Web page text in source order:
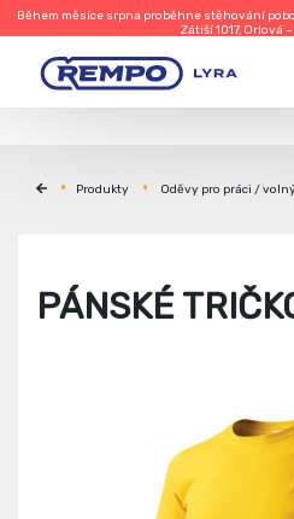
Během měsíce srpna proběhne stěhování
Zátiší 1017, Orlová –
Produkty Oděvy pro práci /
PÁNSKÉ